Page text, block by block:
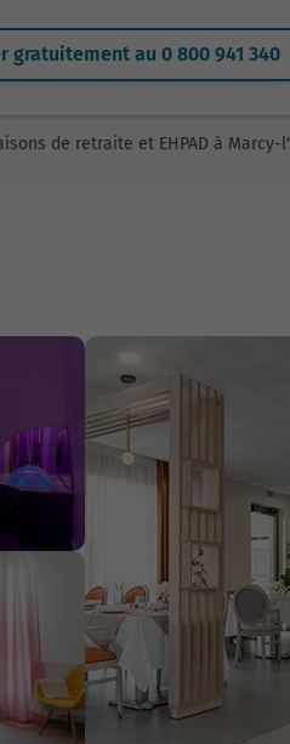
gratuitement au 0 800 941 340
de retraite et EHPAD à Marcy-